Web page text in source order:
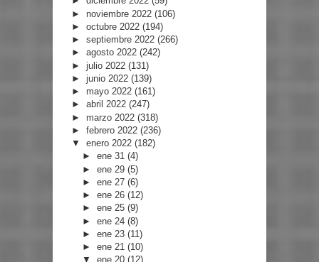
► noviembre 2022 (106)
► octubre 2022 (194)
► septiembre 2022 (266)
► agosto 2022 (242)
► julio 2022 (131)
► junio 2022 (139)
► mayo 2022 (161)
► abril 2022 (247)
► marzo 2022 (318)
► febrero 2022 (236)
▼ enero 2022 (182)
►ene 31(4)
►ene 29(5)
►ene 27(6)
►ene 26(12)
►ene 25(9)
►ene 24(8)
►ene 23(11)
►ene 21(10)
▼ene 20(12)